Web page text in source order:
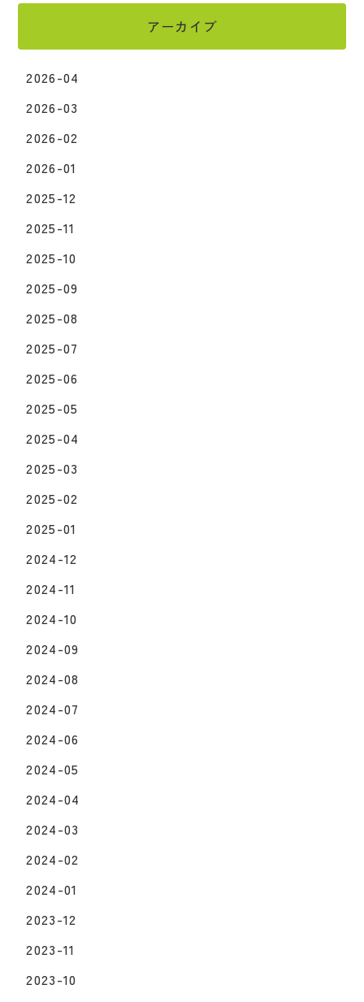
アーカイブ
2026-04
2026-03
2026-02
2026-01
2025-12
2025-11
2025-10
2025-09
2025-08
2025-07
2025-06
2025-05
2025-04
2025-03
2025-02
2025-01
2024-12
2024-11
2024-10
2024-09
2024-08
2024-07
2024-06
2024-05
2024-04
2024-03
2024-02
2024-01
2023-12
2023-11
2023-10